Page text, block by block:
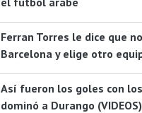
Ferran Torres le dice que
Barcelona y elige otro
Así fueron los goles con
dominó a Durango (VIDEOS)